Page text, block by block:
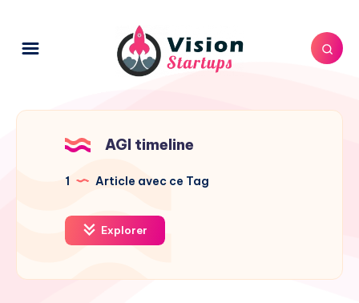
AGI timeline
1 Article avec ce Tag
Explorer